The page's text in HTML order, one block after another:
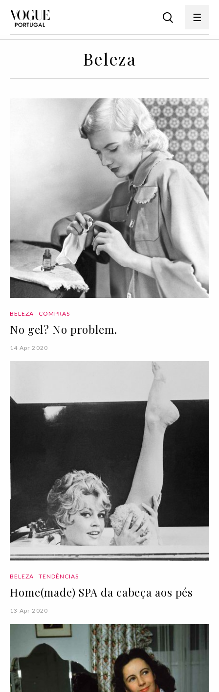
Beleza
BELEZA COMPRAS
No gel? No problem.
14 Apr 2020
BELEZA TENDÊNCIAS
Home(made) SPA da cabeça aos pés
13 Apr 2020